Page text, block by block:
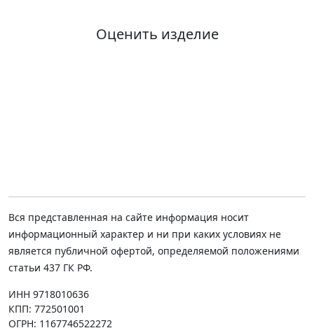
Оценить изделие
Вся представленная на сайте информация носит
информационный характер и ни при каких условиях не
является публичной офертой, определяемой положениями
статьи 437 ГК РФ.
ИНН 9718010636
КПП: 772501001
ОГРН: 1167746522272